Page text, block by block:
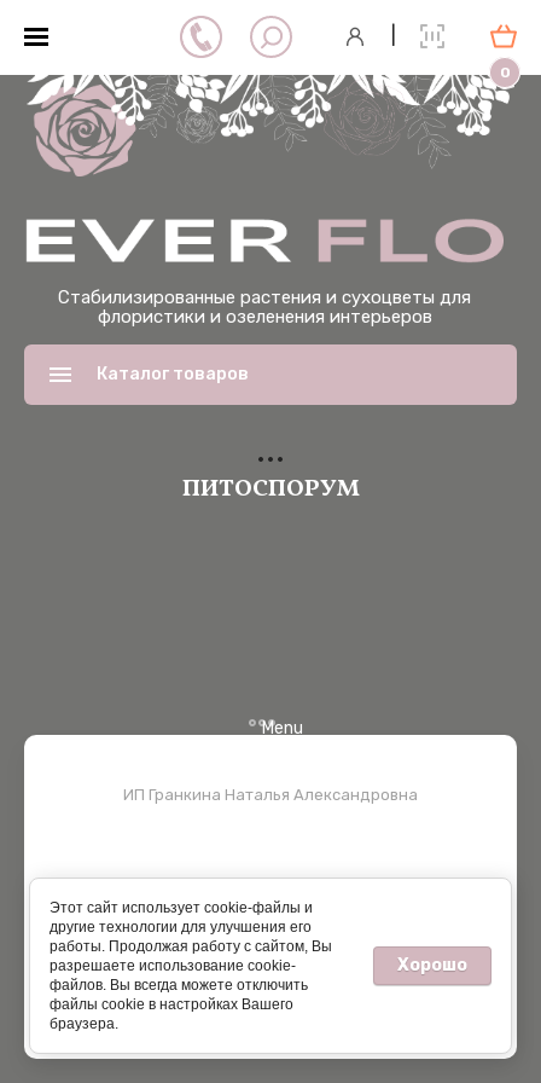
0
Стабилизированные растения и сухоцветы для
флористики и озеленения интерьеров
Каталог товаров
ПИТОСПОРУМ
Menu
ИП Гранкина Наталья Александровна
Создать сайтв Мегагрупп.ру
Этот сайт использует cookie-файлы и
другие технологии для улучшения его
работы. Продолжая работу с сайтом, Вы
разрешаете использование cookie-
файлов. Вы всегда можете отключить
файлы cookie в настройках Вашего
браузера.
Хорошо